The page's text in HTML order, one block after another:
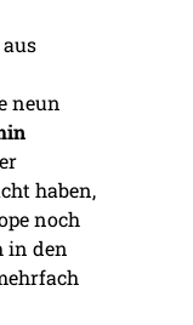
neun
haben,
noch
in den